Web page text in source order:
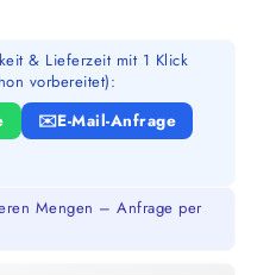
& Lieferzeit mit 1 Klick
vorbereitet):
E-Mail-Anfrage
Mengen – Anfrage per